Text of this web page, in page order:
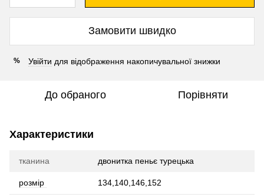
Замовити швидко
% Увійти для відображення накопичувальної знижки
До обраного Порівняти
Характеристики
тканина двонитка пеньє турецька
розмір 134,140,146,152